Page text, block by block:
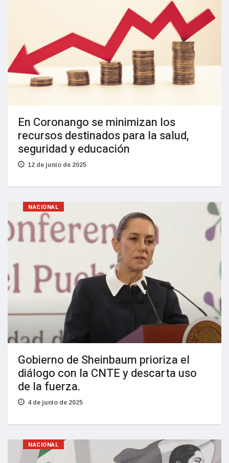
En Coronango se minimizan los
recursos destinados para la salud,
seguridad y educación
12 de junio de 2025
NACIONAL
Gobierno de Sheinbaum prioriza el
diálogo con la CNTE y descarta uso
de la fuerza.
4 de junio de 2025
NACIONAL